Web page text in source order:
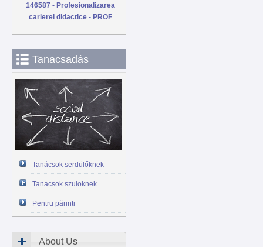
146587 - Profesionalizarea
carierei didactice - PROF
Tanacsadás
Tanácsok serdülőknek
Tanacsok szuloknek
Pentru părinti
About Us